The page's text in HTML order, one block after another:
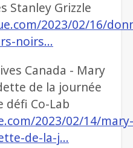
Stanley Grizzle
2023/02/16/
noirs…
Canada - Mary
de la journée
défi Co-Lab
2023/02/14/mary-
de-la-j…